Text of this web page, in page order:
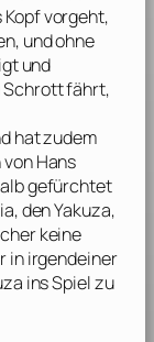
Kopf vorgeht,
und ohne
und
Schrott fährt,
hat zudem
Hans
gefürchtet
den Yakuza,
keine
in irgendeiner
ins Spiel zu